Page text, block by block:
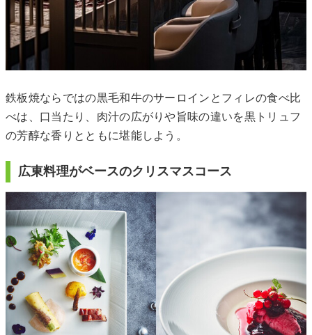
鉄板焼ならではの黒毛和牛のサーロインとフィレの食べ比
べは、口当たり、肉汁の広がりや旨味の違いを黒トリュフ
の芳醇な香りとともに堪能しよう。
広東料理がベースのクリスマスコース